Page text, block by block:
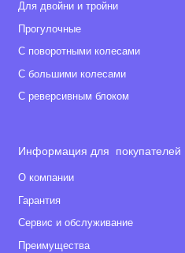
Для двойни и тройни
Прогулочные
С поворотными колесами
С большими колесами
С реверсивным блоком
Информация для покупателей
О компании
Гарантия
Сервис и обслуживание
Преимущества